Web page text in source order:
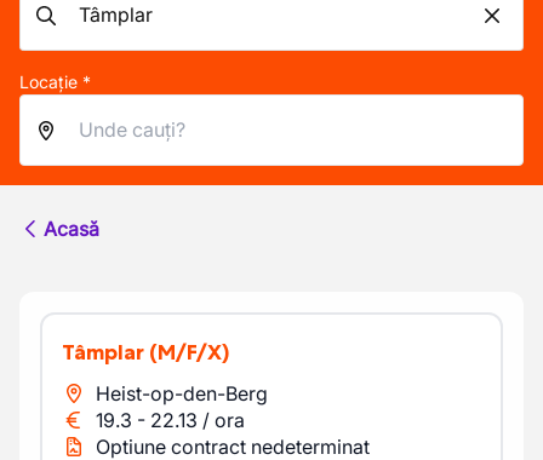
Locație *
Acasă
Tâmplar (M/F/X)
Heist-op-den-Berg
19.3 - 22.13 / ora
Optiune contract nedeterminat